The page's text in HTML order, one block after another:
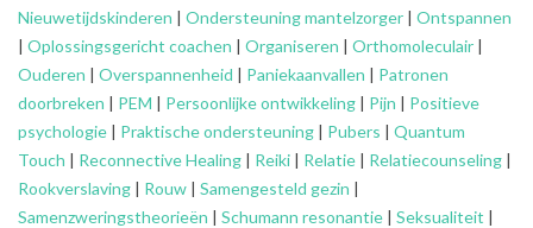
Nieuwetijdskinderen | Ondersteuningmantelzorger | Ontspannen
| Oplossingsgericht coachen | Organiseren | Orthomoleculair |
Ouderen | Overspannenheid | Paniekaanvallen | Patronen
doorbreken | PEM | Persoonlijke ontwikkeling | Pijn | Positieve
psychologie | Praktische ondersteuning | Pubers | Quantum
Touch | Reconnective Healing | Reiki | Relatie | Relatiecounseling |
Rookverslaving | Rouw | Samengesteld gezin |
Samenzweringstheorieën | Schumann resonantie | Seksualiteit |